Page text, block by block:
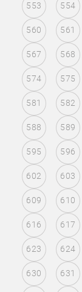
553 554
560 561
567 568
574 575
581 582
588 589
595 596
602 603
609 610
616 617
623 624
630 631